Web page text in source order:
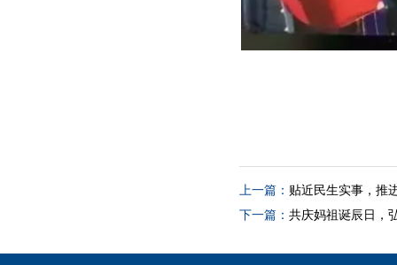
上一篇： 贴近民生实事，推
下一篇： 共庆妈祖诞辰日，